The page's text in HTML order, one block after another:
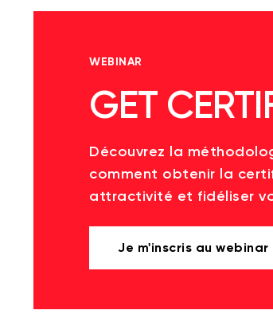
WEBINAR
GET
Découvrez la
comment obtenir la
attractivité et fidéliser
Je m'inscris au webinar